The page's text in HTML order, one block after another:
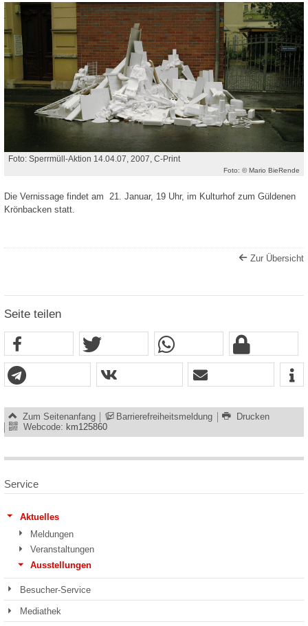
Foto: Sperrmüll-Aktion 14.04.07, 2007, C-Print
Foto: © Mario BieRende
Die Vernissage findet am 21. Januar, 19 Uhr, im Kulturhof zum Güldenen
Krönbacken statt.
Zur Übersicht
Seite teilen
Zum Seitenanfang Barrierefreiheitsmeldung
Drucken
Webcode: km125860
Service
Aktuelles
Meldungen
Veranstaltungen
Ausstellungen
Besucher-Service
Mediathek